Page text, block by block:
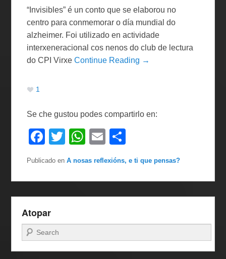
“Invisibles” é un conto que se elaborou no
centro para conmemorar o día mundial do
alzheimer. Foi utilizado en actividade
interxeneracional cos nenos do club de lectura
do CPI VirxeContinue Reading →
1
Se che gustou podes compartirlo en:
F
c
e
b
o
o
k
T
tt
er
W
at
s
A
E
m
ail m
p
ar
Publicado en A nosas reflexións, e ti que pensas?
Atopar
Buscar